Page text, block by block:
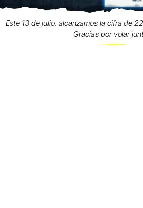
Este 13 de julio, alcanzamos la cifra de
Gracias por volar